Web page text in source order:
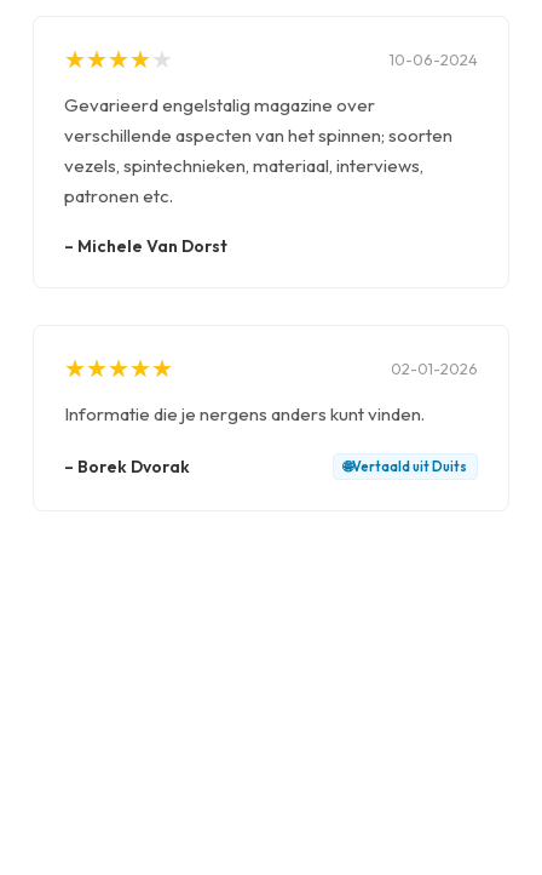
★
★★
★★
★★
★★
★ 10-06-2024
Gevarieerd engelstalig magazine over
verschillende aspecten van het spinnen; soorten
vezels, spintechnieken, materiaal, interviews,
patronen etc.
– Michele Van Dorst
★
★★
★★
★★
★★
★ 02-01-2026
Informatie die je nergens anders kunt vinden.
– Borek Dvorak 🌐Vertaald uit Duits